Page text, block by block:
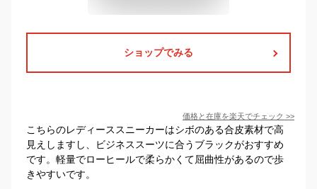
ショップでみる
価格と在庫を楽天でチェック >>
こちらのレディーススニーカーはシボのある合皮素材で高
見えしますし、ビジネススーツに合うブラックがおすすめ
です。軽量でローヒールで柔らかくて屈曲性があるので歩
きやすいです。